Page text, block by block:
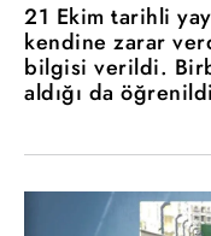
21 Ekim tarihli
kendine zarar
bilgisi verildi.
aldığı da